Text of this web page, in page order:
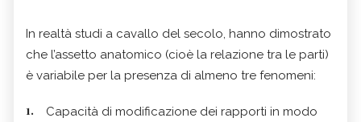
In realtà studi a cavallo del secolo, hanno dimostrato
che l’assetto anatomico (cioè la relazione tra le parti)
è variabile per la presenza di almeno tre fenomeni:
Capacità di modificazione dei rapporti in modo